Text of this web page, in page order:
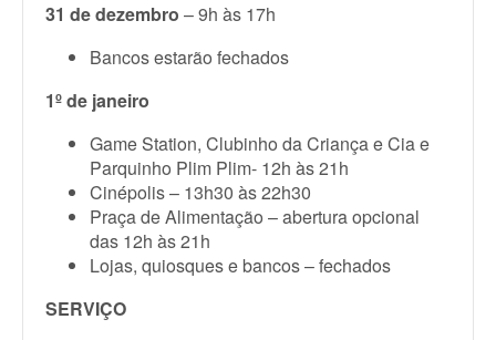
31 de dezembro – 9h às 17h
Bancos estarão fechados
1º de janeiro
Game Station, Clubinho da Criança e Cia e
Parquinho Plim Plim- 12h às 21h
Cinépolis – 13h30 às 22h30
Praça de Alimentação – abertura opcional
das 12h às 21h
Lojas, quiosques e bancos – fechados
SERVIÇO